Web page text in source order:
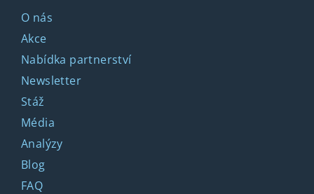
O nás
Akce
Nabídka partnerství
Newsletter
Stáž
Média
Analýzy
Blog
FAQ